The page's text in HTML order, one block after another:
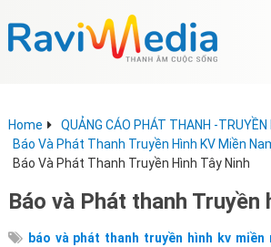
Home
QUẢNG CÁO PHÁT THANH -TRUYỀN
Báo Và Phát Thanh Truyền Hình KV Miền
Báo Và Phát Thanh Truyền Hình Tây Ninh
Báo và Phát thanh Truyền
báo và phát thanh truyền hình kv miền